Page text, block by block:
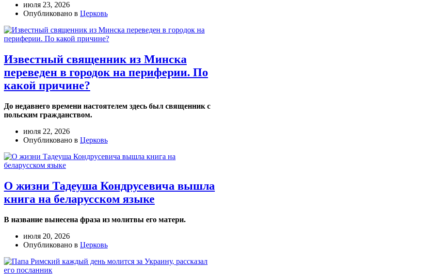
июля 23, 2026
Опубликовано в Церковь
Известный священник из Минска
переведен в городок на периферии. По
какой причине?
До недавнего времени настоятелем здесь был священник с
польским гражданством.
июля 22, 2026
Опубликовано в Церковь
О жизни Тадеуша Кондрусевича вышла
книга на беларусском языке
В название вынесена фраза из молитвы его матери.
июля 20, 2026
Опубликовано в Церковь